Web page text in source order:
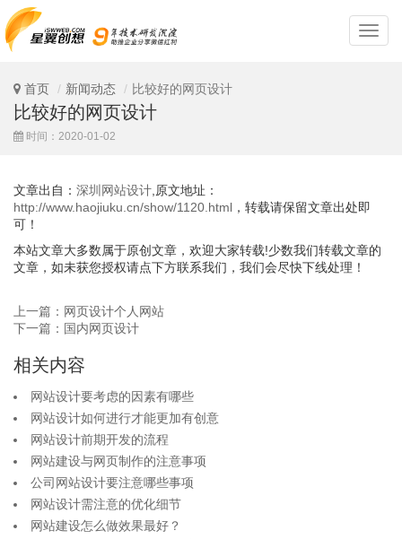
深
圳
首页 新闻动态 比较好的网页设计
比较好的网页设计
时间：2020-01-02
文章出自： 深圳网站设计 ,原文地址：
http://www.haojiuku.cn/show/1120.html ，转载请保留文章出处即
可！
本站文章大多数属于原创文章，欢迎大家转载!少数我们转载文章的
文章，如未获您授权请点下方联系我们，我们会尽快下线处理！
上一篇：网页设计个人网站
下一篇：国内网页设计
相关内容
网站设计要考虑的因素有哪些
网站设计如何进行才能更加有创意
网站设计前期开发的流程
网站建设与网页制作的注意事项
公司网站设计要注意哪些事项
网站设计需注意的优化细节
网站建设怎么做效果最好？